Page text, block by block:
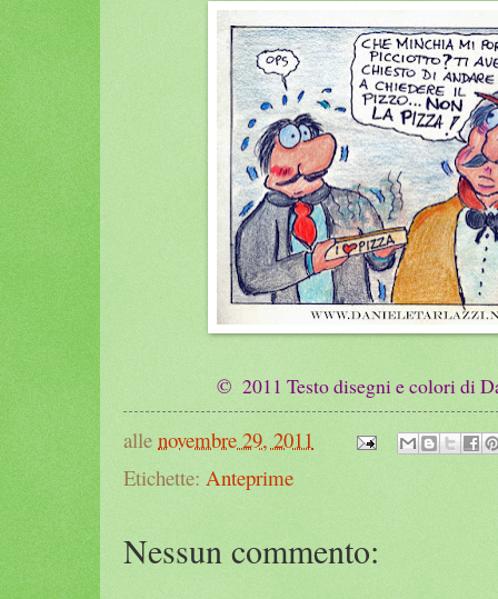
© 2011 Testo disegni e colori di
alle novembre 29, 2011
Etichette: Anteprime
Nessun commento: